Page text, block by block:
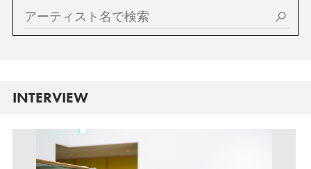
INTERVIEW